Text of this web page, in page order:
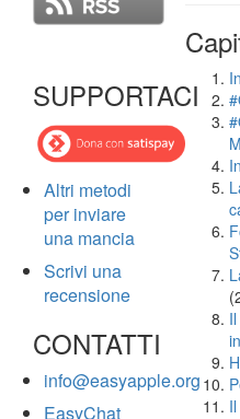
SUPPORTACI
Altri metodi
per inviare
una mancia
Scrivi una
recensione
CONTATTI
info@easyapple.org
EasyChat